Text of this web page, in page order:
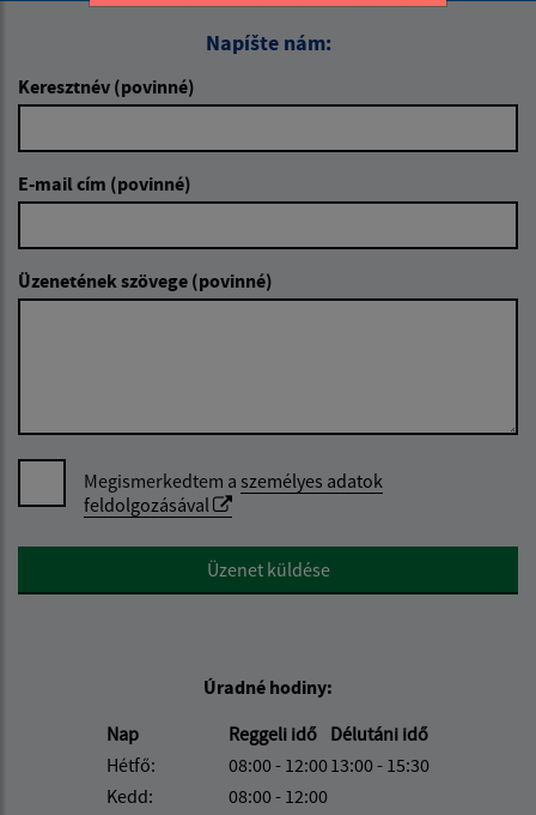
Napíšte nám:
Keresztnév (povinné)
E-mail cím (povinné)
Üzenetének szövege (povinné)
Megismerkedtem a személyes adatok
feldolgozásával
Google reCaptcha ResponseÜzenet küldése
Úradné hodiny:
Nap
Reggeli idő Délutáni idő
Hétfő:
08:00 - 12:0013:00 - 15:30
Kedd:
08:00 - 12:00